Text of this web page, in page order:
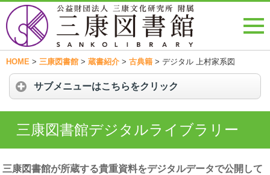
HOME > 三康図書館 > 蔵書紹介 > 古典籍 > デジタル 上村家系図
サブメニューはこちらをクリック
三康図書館デジタルライブラリー
三康図書館が所蔵する貴重資料をデジタルデータで公開して